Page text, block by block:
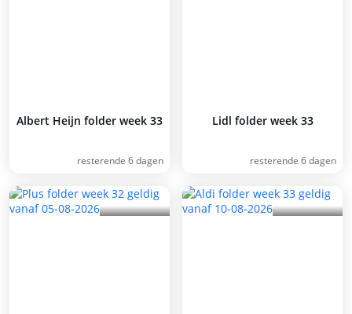
Albert Heijn folder week 33
resterende 6 dagen
Lidl folder week 33
resterende 6 dagen